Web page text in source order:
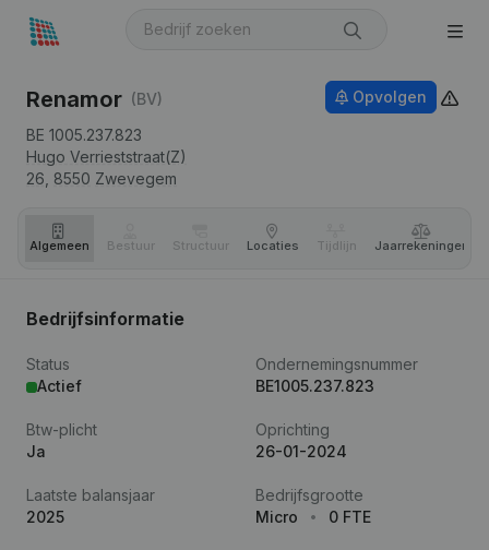
Renamor (BV)
BE 1005.237.823
Hugo Verrieststraat(Z)
26, 8550 Zwevegem
Opvolgen
Algemeen Bestuur Structuur Locaties Tijdlijn Jaar­rekeningen
Bedrijfsinformatie
Status
Actief
Ondernemingsnummer
BE1005.237.823
Btw-plicht
Ja
Oprichting
26-01-2024
Laatste balansjaar
2025
Bedrijfsgrootte
Micro
0 FTE